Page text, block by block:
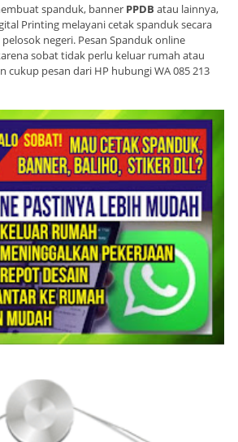
spanduk, banner PPDB atau lainnya,
Printing melayani cetak spanduk secara
negeri. Pesan Spanduk online
sobat tidak perlu keluar rumah atau
cukup pesan dari HP hubungi WA 085 213